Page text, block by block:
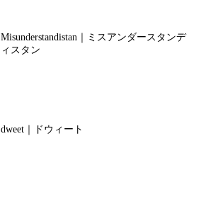
Misunderstandistan｜ミスアンダースタンデ
ィスタン
dweet｜ドウィート